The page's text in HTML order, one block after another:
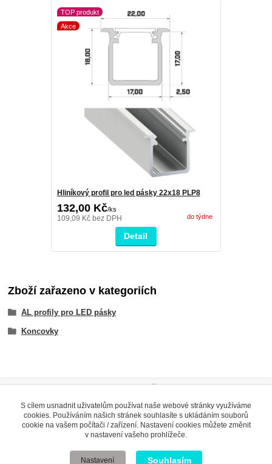
TOP produkt
Akce
Hliníkový profil pro led pásky 22x18 PLP8
132,00 Kč/ks
109,09 Kč bez DPH do týdne
Detail
Zboží zařazeno v kategoriích
AL profily pro LED pásky
Koncovky
Evidence Tržeb
Podle zákona o evidenci tržeb je prodávající povinen vystavit
kupujícímu účtenku. Zároveň je povinen zaevidovat přijatou tržbu u
správce daně online; v případě technického výpadku pak nejpozději do
S cílem usnadnit uživatelům používat naše webové stránky využíváme
cookies. Používáním našich stránek souhlasíte s ukládáním souborů
cookie na vašem počítači / zařízení. Nastavení cookies můžete změnit
v nastavení vašeho prohlížeče.
Nastavení Souhlasím